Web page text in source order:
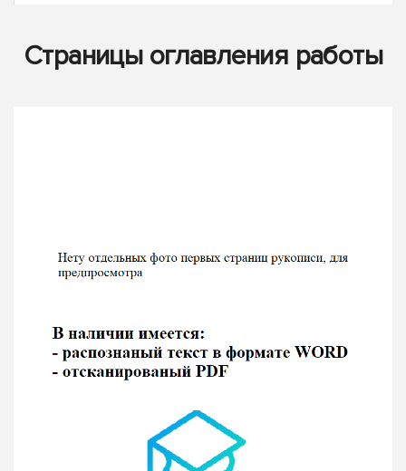
Страницы оглавления работы